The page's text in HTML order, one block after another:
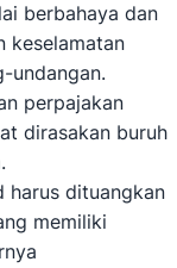
berbahaya dan
keselamatan
undangan.
perpajakan
dirasakan buruh
harus dituangkan
memiliki